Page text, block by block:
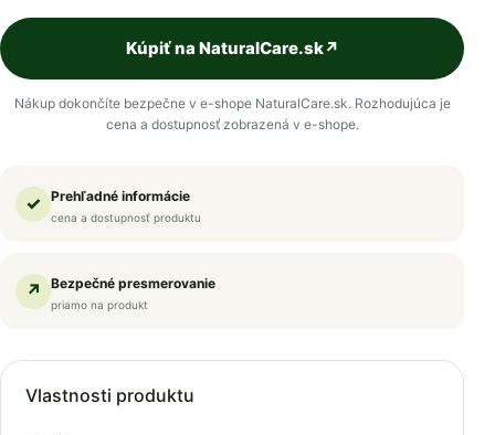
Kúpiť na NaturalCare.sk↗
Nákup dokončíte bezpečne v e-shope NaturalCare.sk. Rozhodujúca je
cena a dostupnosť zobrazená v e-shope.
✓ Prehľadné informácie
cena a dostupnosť produktu
↗ Bezpečné presmerovanie
priamo na produkt
Vlastnosti produktu